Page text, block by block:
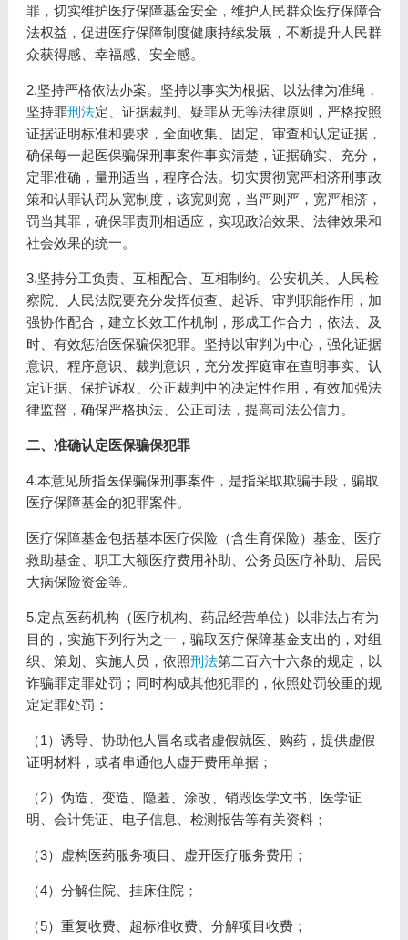
罪，切实维护医疗保障基金安全，维护人民群众医疗保障合
法权益，促进医疗保障制度健康持续发展，不断提升人民群
众获得感、幸福感、安全感。
2.坚持严格依法办案。坚持以事实为根据、以法律为准绳，
坚持罪刑法定、证据裁判、疑罪从无等法律原则，严格按照
证据证明标准和要求，全面收集、固定、审查和认定证据，
确保每一起医保骗保刑事案件事实清楚，证据确实、充分，
定罪准确，量刑适当，程序合法。切实贯彻宽严相济刑事政
策和认罪认罚从宽制度，该宽则宽，当严则严，宽严相济，
罚当其罪，确保罪责刑相适应，实现政治效果、法律效果和
社会效果的统一。
3.坚持分工负责、互相配合、互相制约。公安机关、人民检
察院、人民法院要充分发挥侦查、起诉、审判职能作用，加
强协作配合，建立长效工作机制，形成工作合力，依法、及
时、有效惩治医保骗保犯罪。坚持以审判为中心，强化证据
意识、程序意识、裁判意识，充分发挥庭审在查明事实、认
定证据、保护诉权、公正裁判中的决定性作用，有效加强法
律监督，确保严格执法、公正司法，提高司法公信力。
二、准确认定医保骗保犯罪
4.本意见所指医保骗保刑事案件，是指采取欺骗手段，骗取
医疗保障基金的犯罪案件。
医疗保障基金包括基本医疗保险（含生育保险）基金、医疗
救助基金、职工大额医疗费用补助、公务员医疗补助、居民
大病保险资金等。
5.定点医药机构（医疗机构、药品经营单位）以非法占有为
目的，实施下列行为之一，骗取医疗保障基金支出的，对组
织、策划、实施人员，依照刑法第二百六十六条的规定，以
诈骗罪定罪处罚；同时构成其他犯罪的，依照处罚较重的规
定定罪处罚：
（1）诱导、协助他人冒名或者虚假就医、购药，提供虚假
证明材料，或者串通他人虚开费用单据；
（2）伪造、变造、隐匿、涂改、销毁医学文书、医学证
明、会计凭证、电子信息、检测报告等有关资料；
（3）虚构医药服务项目、虚开医疗服务费用；
（4）分解住院、挂床住院；
（5）重复收费、超标准收费、分解项目收费；